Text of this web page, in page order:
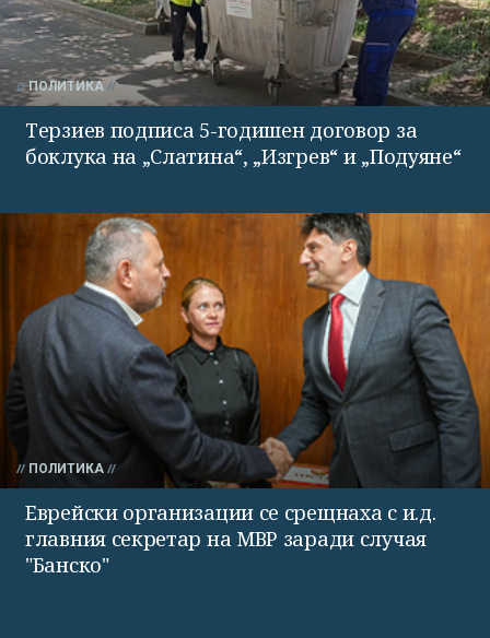
ПОЛИТИКА
Терзиев подписа 5-годишен договор за
боклука на „Слатина“, „Изгрев“ и „Подуяне“
ПОЛИТИКА
Еврейски организации се срещнаха с и.д.
главния секретар на МВР заради случая
"Банско"